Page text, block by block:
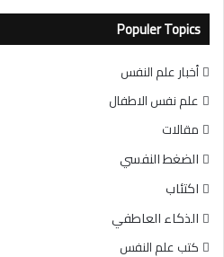
Populer Topics
أخبار علم النفس
علم نفس الاطفال
مقالات
الضغط النفسي
اكتئاب
الذكاء العاطفي
كتب علم النفس